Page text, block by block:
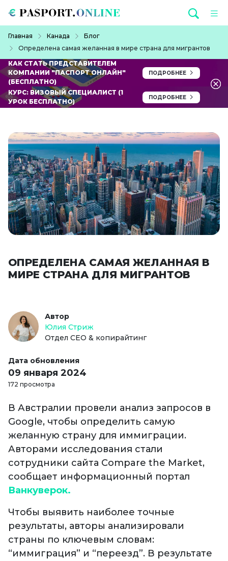
Главная Канада
Блог
Определена самая желанная в мире страна для мигрантов
КАК СТАТЬ ПРЕДСТАВИТЕЛЕМ
КОМПАНИИ "ПАСПОРТ ОНЛАЙН"
(БЕСПЛАТНО)
ПОДРОБНЕЕ
КУРС: ВИЗОВЫЙ СПЕЦИАЛИСТ (1
УРОК БЕСПЛАТНО)
ПОДРОБНЕЕ
ОПРЕДЕЛЕНА САМАЯ ЖЕЛАННАЯ В
МИРЕ СТРАНА ДЛЯ МИГРАНТОВ
Автор
Юлия Стриж
Отдел СЕО & копирайтинг
Дата обновления
09 января 2024
172 просмотра
В Австралии провели анализ запросов в
Google, чтобы определить самую
желанную страну для иммиграции.
Авторами исследования стали
сотрудники сайта Compare the Market,
сообщает информационный портал
Ванкуверок.
Чтобы выявить наиболее точные
результаты, авторы анализировали
страны по ключевым словам:
“иммиграция” и “переезд”. В результате